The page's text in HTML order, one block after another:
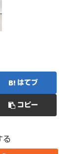
はてブ
コピー
る